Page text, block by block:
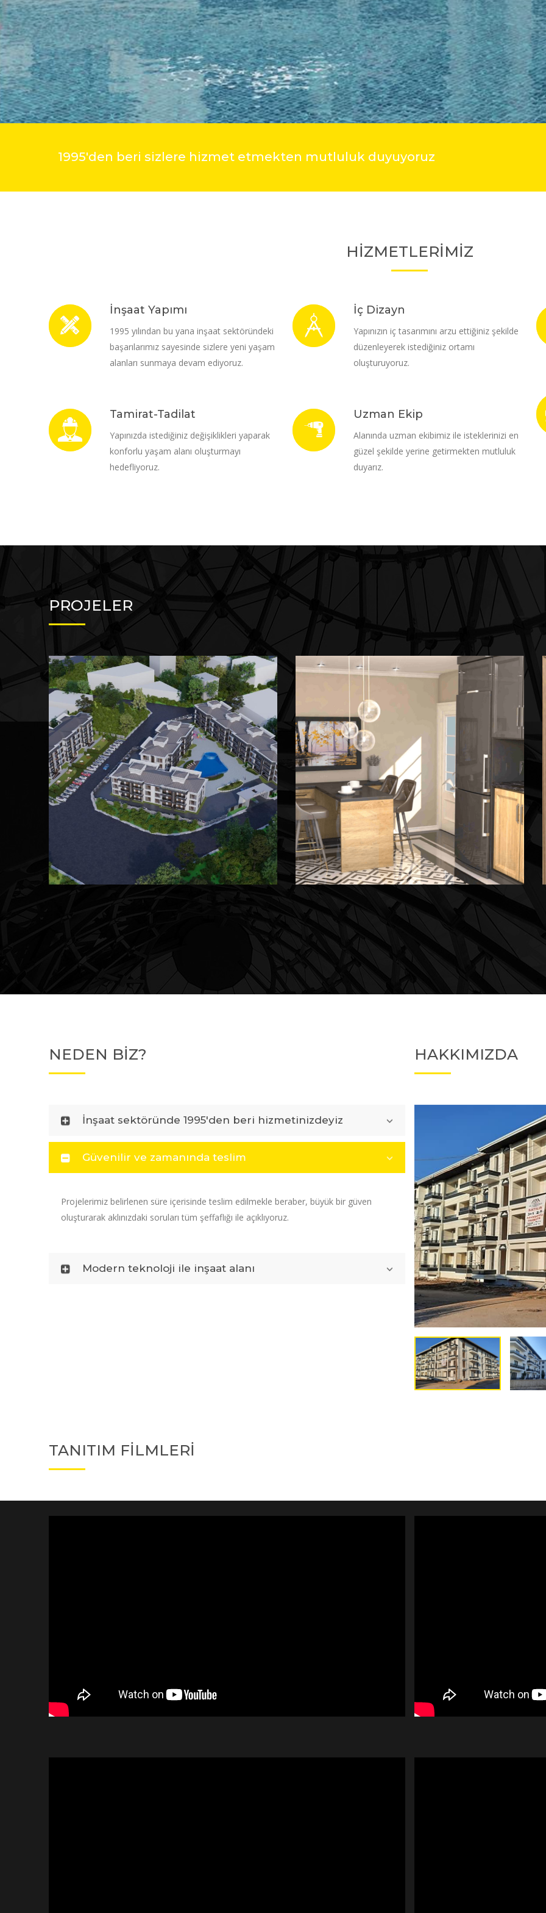
1995'den beri sizlere hizmet etmekten mutluluk duyuyoruz
HİZMETLERİMİZ
İnşaat Yapımı
1995 yılından bu yana inşaat sektöründeki
başarılarımız sayesinde sizlere yeni yaşam
alanları sunmaya devam ediyoruz.
Tamirat-Tadilat
Yapınızda istediğiniz değişiklikleri yaparak
konforlu yaşam alanı oluşturmayı
hedefliyoruz.
İç Dizayn
Yapınızın iç tasarımını arzu ettiğiniz şekilde
düzenleyerek istediğiniz ortamı
oluşturuyoruz.
Uzman Ekip
Alanında uzman ekibimiz ile isteklerinizi en
güzel şekilde yerine getirmekten mutluluk
duyarız.
PROJELER
MK Sare Evleri Devam Eden Proje 2
Devam Eden
NEDEN BİZ?
İnşaat sektöründe 1995'den beri hizmetinizdeyiz
Güvenilir ve zamanında teslim
Projelerimiz belirlenen süre içerisinde teslim edilmekle beraber, büyük bir güven
oluşturarak aklınızdaki soruları tüm şeffaflığı ile açıklıyoruz.
Modern teknoloji ile inşaat alanı
HAKKIMIZDA
TANITIM FİLMLERİ